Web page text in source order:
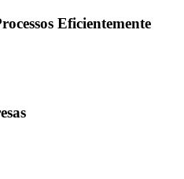
Eficientemente